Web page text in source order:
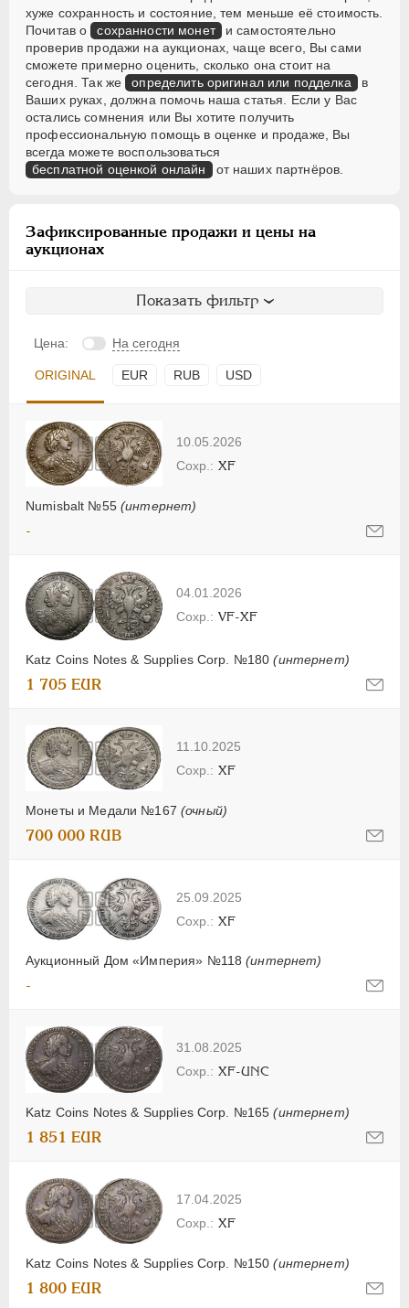
хуже сохранность и состояние, тем меньше её стоимость.
Почитав о сохранности монет и самостоятельно
проверив продажи на аукционах, чаще всего, Вы сами
сможете примерно оценить, сколько она стоит на
сегодня. Так же определить оригинал или подделка в
Ваших руках, должна помочь наша статья. Если у Вас
остались сомнения или Вы хотите получить
профессиональную помощь в оценке и продаже, Вы
всегда можете воспользоваться
бесплатной оценкой онлайн от наших партнёров.
Зафиксированные продажи и цены на
аукционах
Показать фильтр
Цена: На сегодня
ORIGINAL EUR RUB USD
10.05.2026
Numisbalt №55 (интернет)
XF
-
04.01.2026
Katz Coins Notes & Supplies Corp. №180(интернет)
VF-XF
1 705 EUR
11.10.2025
Монеты и Медали №167 (очный)
XF
700 000 RUB
25.09.2025
Аукционный Дом «Империя» №118(интернет)
XF
-
31.08.2025
Katz Coins Notes & Supplies Corp. №165(интернет)
XF-UNC
1 851 EUR
17.04.2025
Katz Coins Notes & Supplies Corp. №150(интернет)
XF
1 800 EUR